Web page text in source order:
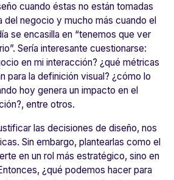
cuando éstas no están tomadas
negocio y mucho más cuando el
se encasilla en “tenemos que ver
Sería interesante cuestionarse:
en mi interacción? ¿qué métricas
para la definición visual? ¿cómo lo
hoy genera un impacto en el
, entre otros.
las decisiones de diseño, nos
Sin embargo, plantearlas como el
en un rol más estratégico, sino en
¿qué podemos hacer para